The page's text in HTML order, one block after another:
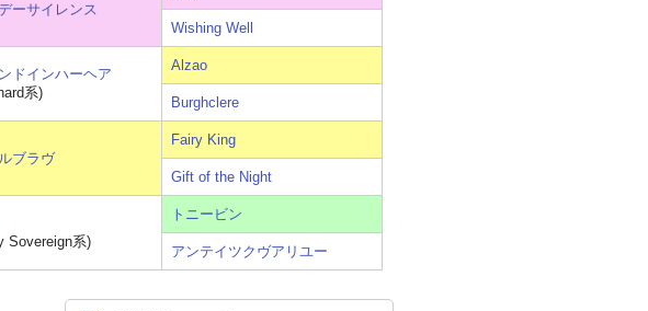
ーサイレンス
Wishing Well
ドインハーヘア
系)
Alzao
Burghclere
ブラヴ
Fairy King
Gift of the Night
Sovereign系)
トニービン
アンテイツクヴアリユー